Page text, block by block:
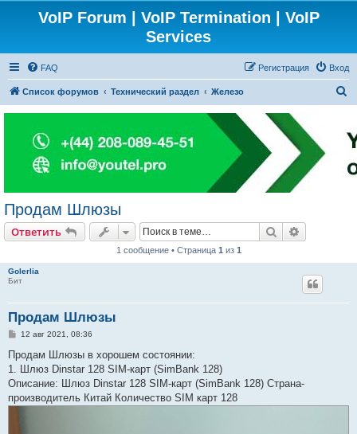
VoIP Forum | VoIP Termination | VoIP
Services
FAQ Вход
Регистрация
Список форумов Технический раздел Железо
с
к
Продам Шлюзы
Ответить Поиск
1 сообщение • Страница 1 из 1
Golerlia
Бит
Продам Шлюзы
С
о
щ
е
и
12 авг 2021, 08:36
Продам Шлюзы в хорошем состоянии:
1. Шлюз Dinstar 128 SIM-карт (SimBank 128)
Описание: Шлюз Dinstar 128 SIM-карт (SimBank 128) Страна-
производитель Китай Количество SIM карт 128